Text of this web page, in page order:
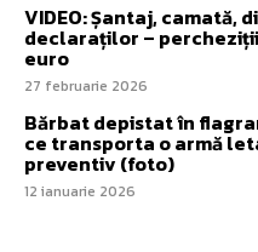
VIDEO: Șantaj, camată,
declaraților –
euro
27 februarie 2026
Bărbat depistat în
ce transporta o armă
preventiv (foto)
12 ianuarie 2026